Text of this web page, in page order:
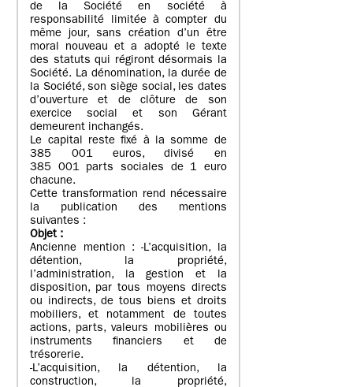
de la Société en société à
responsabilité limitée à compter du
même jour, sans création d’un être
moral nouveau et a adopté le texte
des statuts qui régiront désormais la
Société. La dénomination, la durée de
la Société, son siège social, les dates
d’ouverture et de clôture de son
exercice social et son Gérant
demeurent inchangés.
Le capital reste fixé à la somme de
385 001 euros, divisé en
385 001 parts sociales de 1 euro
chacune.
Cette transformation rend nécessaire
la publication des mentions
suivantes :
Objet :
Ancienne mention : -L’acquisition, la
détention, la propriété,
l’administration, la gestion et la
disposition, par tous moyens directs
ou indirects, de tous biens et droits
mobiliers, et notamment de toutes
actions, parts, valeurs mobilières ou
instruments financiers et de
trésorerie.
-L’acquisition, la détention, la
construction, la propriété,